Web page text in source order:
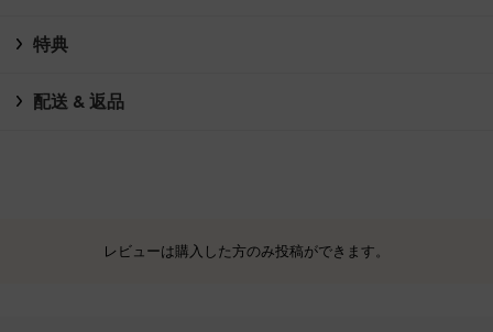
特典
配送 & 返品
レビューは購入した方のみ投稿ができます。